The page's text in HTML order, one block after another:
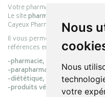
Nous
Nous
votre
Votre pharmacie en ligne :
Le sitepharmacie-cayeux.fr
Cayeux Pharmabest Berck-sur-
Il vous permet de réaliser vos
références en :
-pharmacie,
-parapharmacie,
-diététique,
-produits vétérinaires.